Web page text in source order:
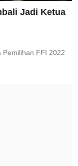
Jadi Ketua
Pemilihan FFI 2022